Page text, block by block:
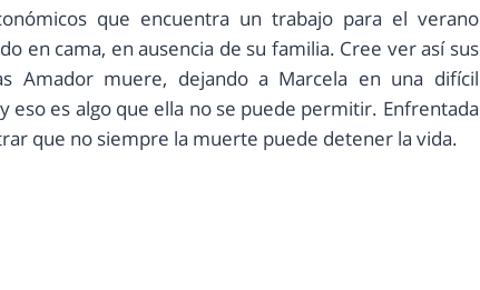
que encuentra un trabajo para el verano
en cama, en ausencia de su familia. Cree ver así sus
Amador muere, dejando a Marcela en una difícil
eso es algo que ella no se puede permitir. Enfrentada
que no siempre la muerte puede detener la vida.